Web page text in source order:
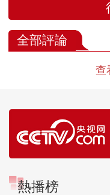
全部評論
查
熱播榜